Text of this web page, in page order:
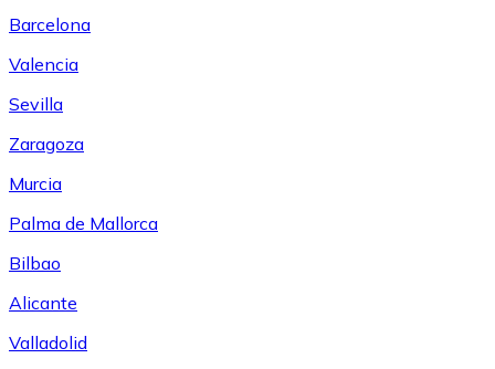
Barcelona
Valencia
Sevilla
Zaragoza
Murcia
Palma de Mallorca
Bilbao
Alicante
Valladolid